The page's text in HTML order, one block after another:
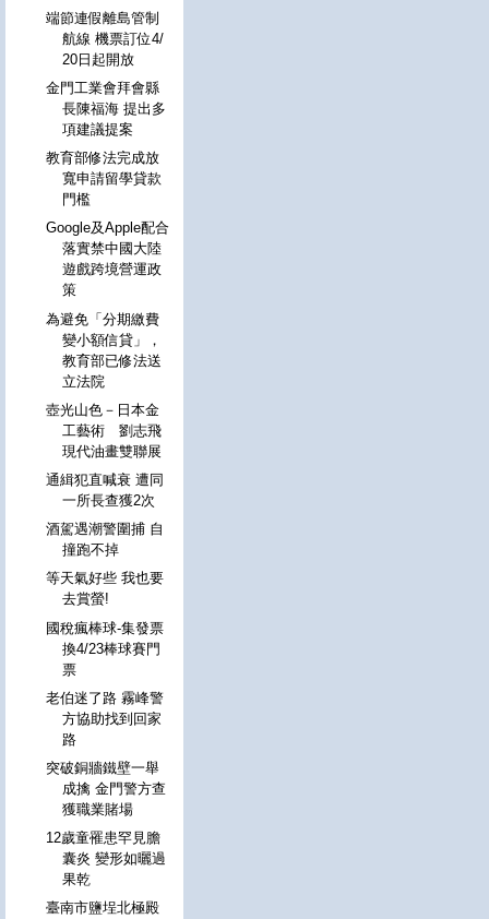
端節連假離島管制
航線 機票訂位4/
20日起開放
金門工業會拜會縣
長陳福海 提出多
項建議提案
教育部修法完成放
寬申請留學貸款
門檻
Google及Apple配合
落實禁中國大陸
遊戲跨境營運政
策
為避免「分期繳費
變小額信貸」，
教育部已修法送
立法院
壺光山色－日本金
工藝術 劉志飛
現代油畫雙聯展
通緝犯直喊衰 遭同
一所長查獲2次
酒駕遇潮警圍捕 自
撞跑不掉
等天氣好些 我也要
去賞螢!
國稅瘋棒球-集發票
換4/23棒球賽門
票
老伯迷了路 霧峰警
方協助找到回家
路
突破銅牆鐵壁一舉
成擒 金門警方查
獲職業賭場
12歲童罹患罕見膽
囊炎 變形如曬過
果乾
臺南市鹽埕北極殿